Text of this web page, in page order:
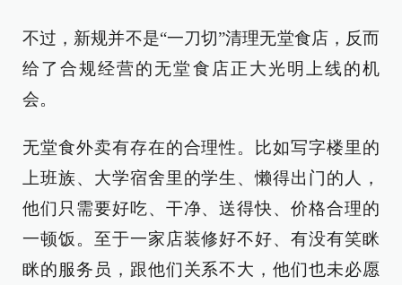
不过，新规并不是“一刀切”清理无堂食店，反而
给了合规经营的无堂食店正大光明上线的机
会。
无堂食外卖有存在的合理性。比如写字楼里的
上班族、大学宿舍里的学生、懒得出门的人，
他们只需要好吃、干净、送得快、价格合理的
一顿饭。至于一家店装修好不好、有没有笑眯
眯的服务员，跟他们关系不大，他们也未必愿